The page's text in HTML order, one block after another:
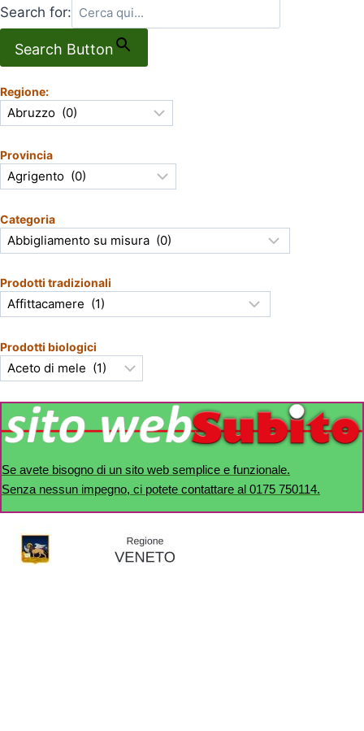
Search for:
Search Button
Regione:
Provincia
Categoria
Prodotti tradizionali
Prodotti biologici
Se avete bisogno di un sito web semplice e funzionale.
Senza nessun impegno, ci potete contattare al 0175 750114.